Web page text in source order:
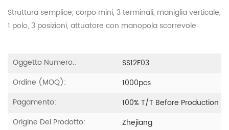
Struttura semplice, corpo mini, 3 terminali, maniglia verticale,
1 polo, 3 posizioni, attuatore con manopola scorrevole.
Oggetto Numero.:
SS12F03
Ordine (MOQ):
1000pcs
Pagamento:
100% T/T Before Production
Origine Del Prodotto:
Zhejiang